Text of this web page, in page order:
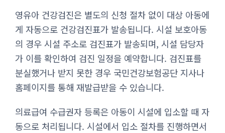
영유아 건강검진은 별도의 신청 절차 없이 대상 아동에
게 자동으로 건강검진표가 발송됩니다. 시설 보호아동
의 경우 시설 주소로 검진표가 발송되며, 시설 담당자
가 이를 확인하여 검진 일정을 예약합니다. 검진표를
분실했거나 받지 못한 경우 국민건강보험공단 지사나
홈페이지를 통해 재발급받을 수 있습니다.
의료급여 수급권자 등록은 아동이 시설에 입소할 때 자
동으로 처리됩니다. 시설에서 입소 절차를 진행하면서